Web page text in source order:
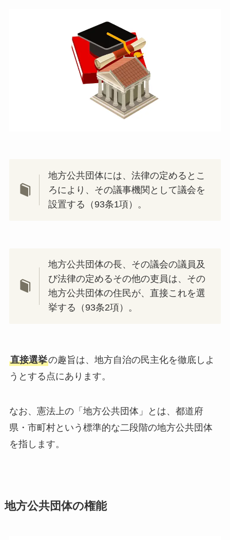
地方公共団体には、法律の定めるとこ
ろにより、その議事機関として議会を
設置する（93条1項）。
地方公共団体の長、その議会の議員及
び法律の定めるその他の吏員は、その
地方公共団体の住民が、直接これを選
挙する（93条2項）。
直接選挙の趣旨は、地方自治の民主化を徹底しよ
うとする点にあります。
なお、憲法上の「地方公共団体」とは、都道府
県・市町村という標準的な二段階の地方公共団体
を指します。
地方公共団体の権能